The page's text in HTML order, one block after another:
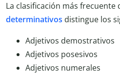
La clasificación más frecuente
determinativos distingue los
Adjetivos demostrativos
Adjetivos posesivos
Adjetivos numerales